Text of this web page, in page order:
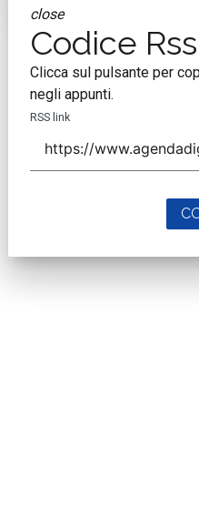
close
Codice Rss
Clicca sul pulsante per
negli appunti.
RSS link